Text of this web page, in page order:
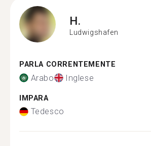
H.
Ludwigshafen
PARLA CORRENTEMENTE
Arabo Inglese
IMPARA
Tedesco